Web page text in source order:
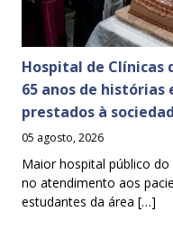
Hospital de Clínicas
65 anos de histórias
prestados à
05 agosto, 2026
Maior hospital público
no atendimento aos
estudantes da área […]